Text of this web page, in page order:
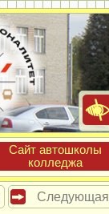
Сайт ав­тошко­лы
кол­леджа
Следующая